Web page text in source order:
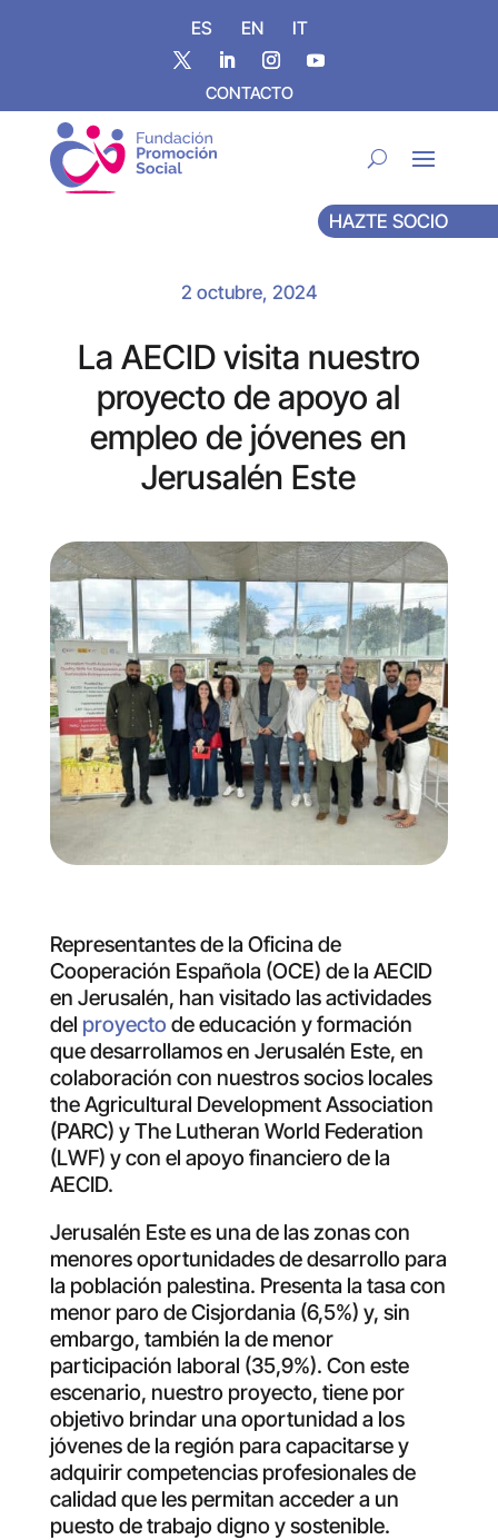
ES EN IT
CONTACTO
HAZTE SOCIO
2 octubre, 2024
La AECID visita nuestro
proyecto de apoyo al
empleo de jóvenes en
Jerusalén Este
Representantes de la Oficina de
Cooperación Española (OCE) de la AECID
en Jerusalén, han visitado las actividades
del proyecto de educación y formación
que desarrollamos en Jerusalén Este, en
colaboración con nuestros socios locales
the Agricultural Development Association
(PARC) y The Lutheran World Federation
(LWF) y con el apoyo financiero de la
AECID.
Jerusalén Este es una de las zonas con
menores oportunidades de desarrollo para
la población palestina. Presenta la tasa con
menor paro de Cisjordania (6,5%) y, sin
embargo, también la de menor
participación laboral (35,9%). Con este
escenario, nuestro proyecto, tiene por
objetivo brindar una oportunidad a los
jóvenes de la región para capacitarse y
adquirir competencias profesionales de
calidad que les permitan acceder a un
puesto de trabajo digno y sostenible.